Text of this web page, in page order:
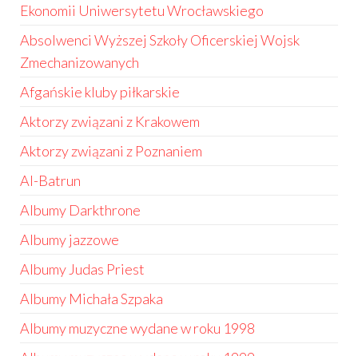
Ekonomii Uniwersytetu Wrocławskiego
Absolwenci Wyższej Szkoły Oficerskiej Wojsk
Zmechanizowanych
Afgańskie kluby piłkarskie
Aktorzy związani z Krakowem
Aktorzy związani z Poznaniem
Al-Batrun
Albumy Darkthrone
Albumy jazzowe
Albumy Judas Priest
Albumy Michała Szpaka
Albumy muzyczne wydane w roku 1998